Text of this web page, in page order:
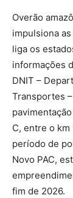
Overão
impulsiona
liga os
informações
DNIT –
Transportes
C, entre o km
período de
Novo PAC,
fim de 2026.